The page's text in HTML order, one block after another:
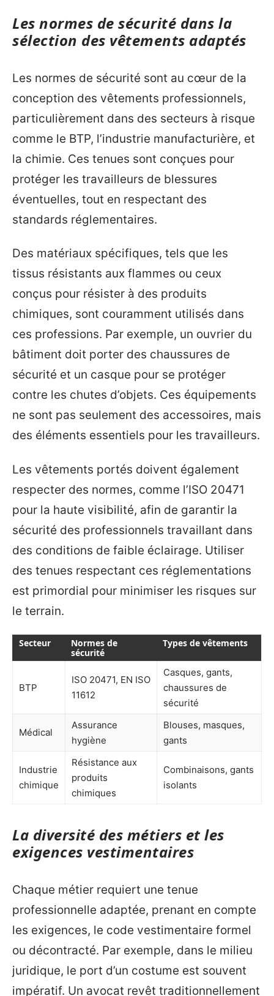
Les normes de sécurité dans la
sélection des vêtements adaptés
Les normes de sécurité sont au cœur de la
conception des vêtements professionnels,
particulièrement dans des secteurs à risque
comme le BTP, l’industrie manufacturière, et
la chimie. Ces tenues sont conçues pour
protéger les travailleurs de blessures
éventuelles, tout en respectant des
standards réglementaires.
Des matériaux spécifiques, tels que les
tissus résistants aux flammes ou ceux
conçus pour résister à des produits
chimiques, sont couramment utilisés dans
ces professions. Par exemple, un ouvrier du
bâtiment doit porter des chaussures de
sécurité et un casque pour se protéger
contre les chutes d’objets. Ces équipements
ne sont pas seulement des accessoires, mais
des éléments essentiels pour les travailleurs.
Les vêtements portés doivent également
respecter des normes, comme l’ISO 20471
pour la haute visibilité, afin de garantir la
sécurité des professionnels travaillant dans
des conditions de faible éclairage. Utiliser
des tenues respectant ces réglementations
est primordial pour minimiser les risques sur
le terrain.
Secteur
Normes de
sécurité
Types de vêtements
BTP
ISO 20471, EN ISO
11612
Casques, gants,
chaussures de
sécurité
Médical
Assurance
hygiène
Blouses, masques,
gants
Industrie
chimique
Résistance aux
produits
chimiques
Combinaisons, gants
isolants
La diversité des métiers et les
exigences vestimentaires
Chaque métier requiert une tenue
professionnelle adaptée, prenant en compte
les exigences, le code vestimentaire formel
ou décontracté. Par exemple, dans le milieu
juridique, le port d’un costume est souvent
impératif. Un avocat revêt traditionnellement